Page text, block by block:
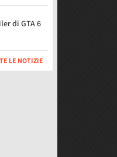
di GTA 6
LE NOTIZIE